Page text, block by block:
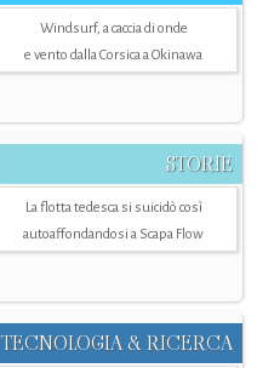
Windsurf, a caccia di onde
e vento dalla Corsica a Okinawa
STORIE
La flotta tedesca si suicidò così
autoaffondandosi a Scapa Flow
TECNOLOGIA & RICERCA